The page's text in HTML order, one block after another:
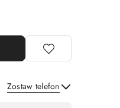
Zostaw telefon